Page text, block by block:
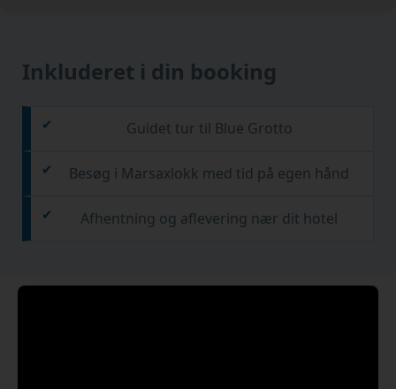
Inkluderet i din booking
Guidet tur til Blue Grotto
Besøg i Marsaxlokk med tid på egen hånd
Afhentning og aflevering nær dit hotel